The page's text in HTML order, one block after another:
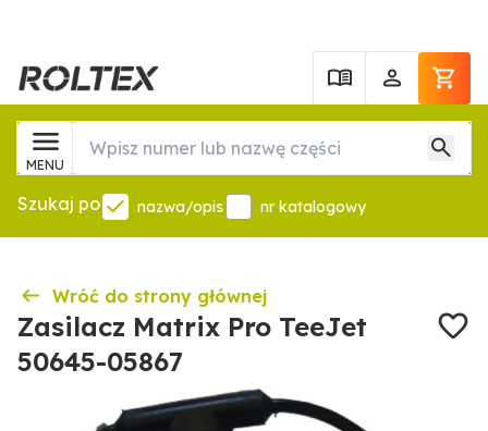
MENU
Szukaj po nazwa/opis nr katalogowy
Wróć do strony głównej
Zasilacz Matrix Pro TeeJet
50645-05867